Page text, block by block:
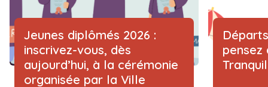
Jeunes diplômés 2026 :
inscrivez-vous, dès
aujourd’hui, à la cérémonie
organisée par la Ville
pensez